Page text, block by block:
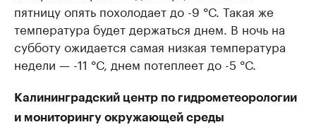
пятницу опять похолодает до -9 °С. Такая же
температура будет держаться днем. В ночь на
субботу ожидается самая низкая температура
недели — -11 °С, днем потеплеет до -5 °С.
Калининградский центр по гидрометеорологии
и мониторингу окружающей среды